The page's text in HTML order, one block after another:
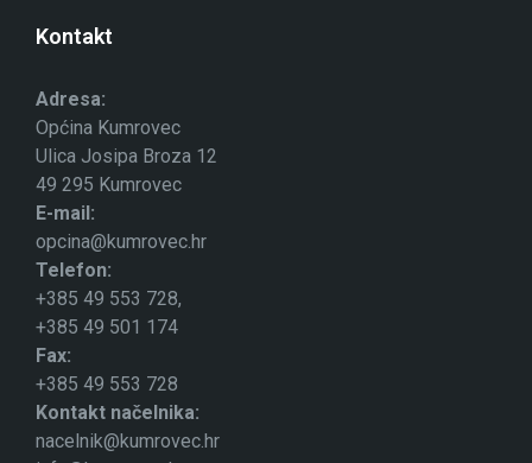
Kontakt
Adresa:
Općina Kumrovec
Ulica Josipa Broza 12
49 295 Kumrovec
E-mail:
opcina@kumrovec.hr
Telefon:
+385 49 553 728,
+385 49 501 174
Fax:
+385 49 553 728
Kontakt načelnika:
nacelnik@kumrovec.hr